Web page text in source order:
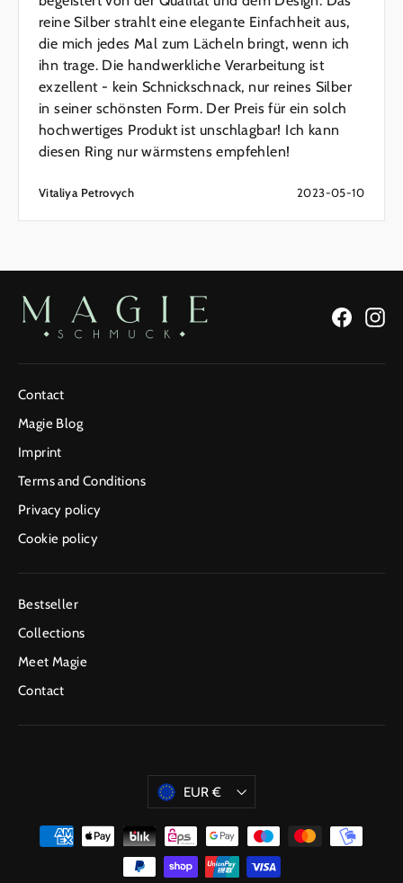
reine Silber strahlt eine elegante Einfachheit aus,
die mich jedes Mal zum Lächeln bringt, wenn ich
ihn trage. Die handwerkliche Verarbeitung ist
exzellent - kein Schnickschnack, nur reines Silber
in seiner schönsten Form. Der Preis für ein solch
hochwertiges Produkt ist unschlagbar! Ich kann
diesen Ring nur wärmstens empfehlen!
Vitaliya Petrovych 2023-05-10
Contact
Magie Blog
Imprint
Terms and Conditions
Privacy policy
Cookie policy
Bestseller
Collections
Meet Magie
Contact
Currency
EUR €